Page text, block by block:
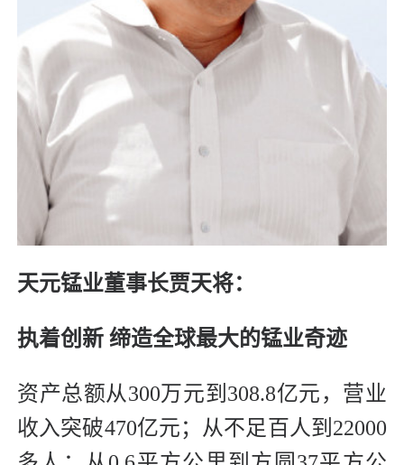
天元锰业董事长贾天将：
执着创新 缔造全球最大的锰业奇迹
资产总额从300万元到308.8亿元，营业
收入突破470亿元；从不足百人到22000